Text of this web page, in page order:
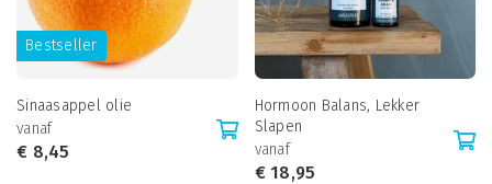
Bestseller
Sinaasappel olie
vanaf
€ 8,45
Hormoon Balans, Lekker
Slapen
vanaf
€18,95